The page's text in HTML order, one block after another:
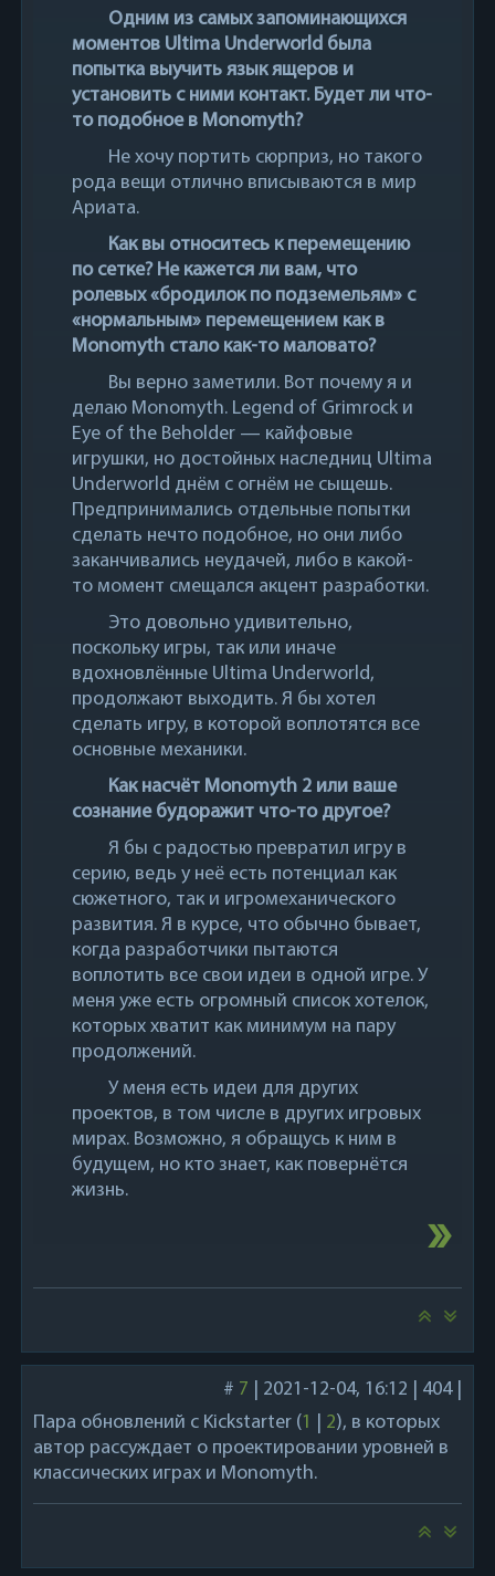
Одним из самых запоминающихся
моментов Ultima Underworld была
попытка выучить язык ящеров и
установить с ними контакт. Будет ли что-
то подобное в Monomyth?
Не хочу портить сюрприз, но такого
рода вещи отлично вписываются в мир
Ариата.
Как вы относитесь к перемещению
по сетке? Не кажется ли вам, что
ролевых «бродилок по подземельям» с
«нормальным» перемещением как в
Monomyth стало как-то маловато?
Вы верно заметили. Вот почему я и
делаю Monomyth. Legend of Grimrock и
Eye of the Beholder — кайфовые
игрушки, но достойных наследниц Ultima
Underworld днём с огнём не сыщешь.
Предпринимались отдельные попытки
сделать нечто подобное, но они либо
заканчивались неудачей, либо в какой-
то момент смещался акцент разработки.
Это довольно удивительно,
поскольку игры, так или иначе
вдохновлённые Ultima Underworld,
продолжают выходить. Я бы хотел
сделать игру, в которой воплотятся все
основные механики.
Как насчёт Monomyth 2 или ваше
сознание будоражит что-то другое?
Я бы с радостью превратил игру в
серию, ведь у неё есть потенциал как
сюжетного, так и игромеханического
развития. Я в курсе, что обычно бывает,
когда разработчики пытаются
воплотить все свои идеи в одной игре. У
меня уже есть огромный список хотелок,
которых хватит как минимум на пару
продолжений.
У меня есть идеи для других
проектов, в том числе в других игровых
мирах. Возможно, я обращусь к ним в
будущем, но кто знает, как повернётся
жизнь.
# 7 2021-12-04, 16:12 404|
Пара обновлений с Kickstarter (1 2), в которых
автор рассуждает о проектировании уровней в
классических играх и Monomyth.